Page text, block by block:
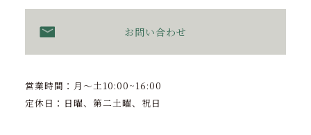
お問い合わせ
営業時間：月〜土10:00~16:00
定休日：日曜、第二土曜、祝日